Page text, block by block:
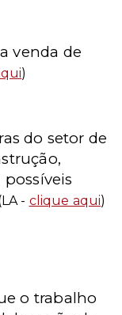
venda de
)
do setor de
- clique aqui)
o trabalho